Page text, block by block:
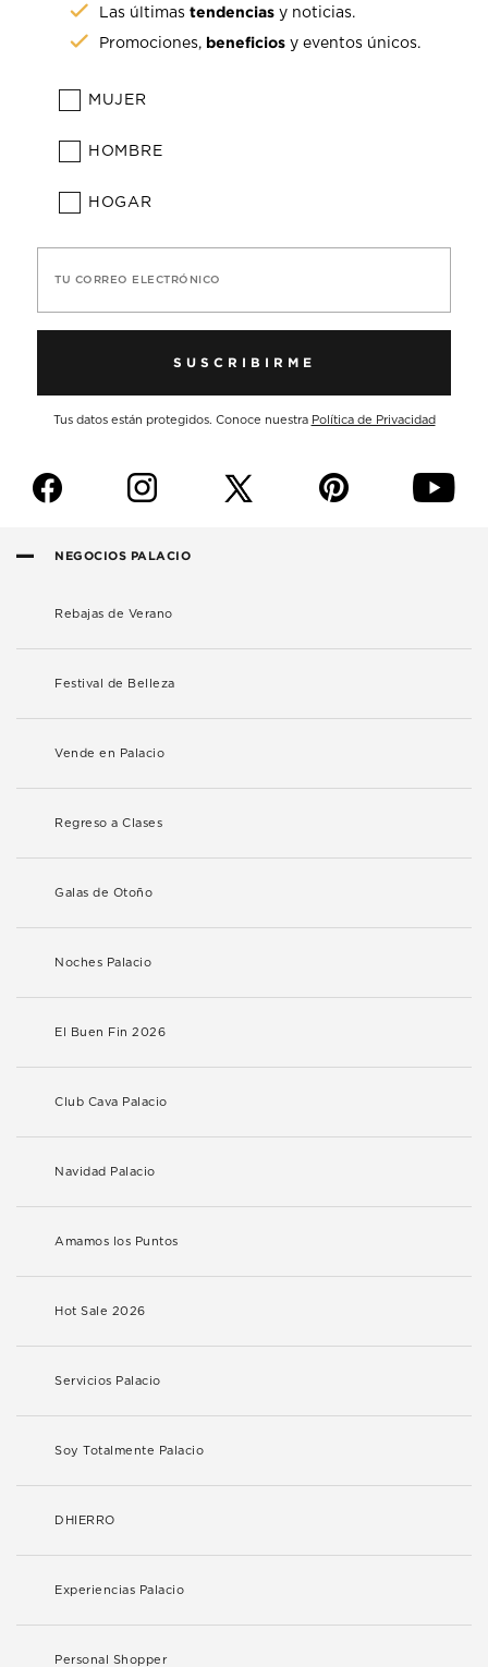
Las últimastendencias y noticias.
Promociones, beneficios y eventos únicos.
MUJER
HOMBRE
HOGAR
TU CORREO ELECTRÓNICO
SUSCRIBIRME
Tus datos están protegidos. Conoce nuestra Política de Privacidad
f i p y
NEGOCIOS PALACIO
Rebajas de Verano
Festival de Belleza
Vende en Palacio
Regreso a Clases
Galas de Otoño
Noches Palacio
El Buen Fin 2026
Club Cava Palacio
Navidad Palacio
Amamos los Puntos
Hot Sale 2026
Servicios Palacio
Soy Totalmente Palacio
DHIERRO
Experiencias Palacio
Personal Shopper